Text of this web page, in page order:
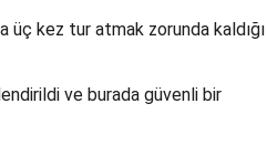
üç kez tur atmak zorunda kaldığı
ve burada güvenli bir